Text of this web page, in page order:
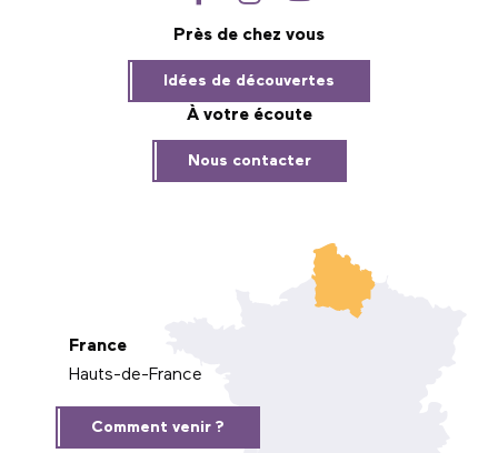
Près de chez vous
Idées de découvertes
À votre écoute
Nous contacter
France
Hauts-de-France
Comment venir ?